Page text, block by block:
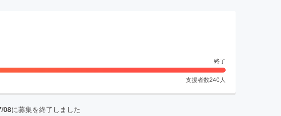
終了
支援者数240 人
08に募集を終了しました